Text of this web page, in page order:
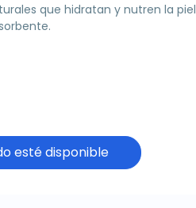
que hidratan y nutren la piel
esté disponible